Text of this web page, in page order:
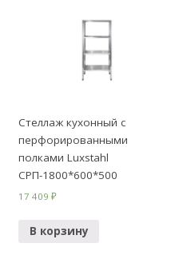
Стеллаж кухонный с
перфорированными
полками Luxstahl
СРП-1800*600*500
17 409₽
В корзину